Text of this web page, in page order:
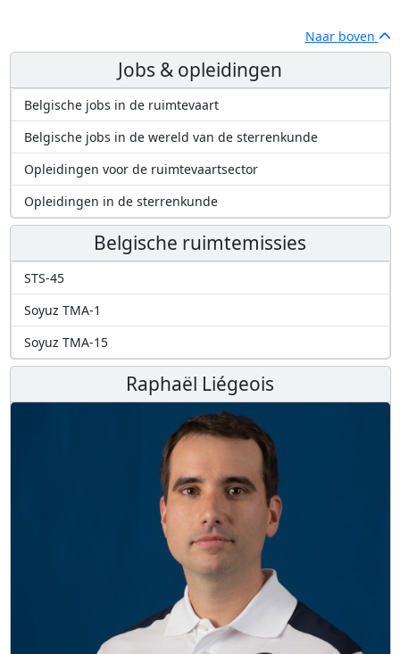
Naar boven
Jobs & opleidingen
Belgische jobs in de ruimtevaart
Belgische jobs in de wereld van de sterrenkunde
Opleidingen voor de ruimtevaartsector
Opleidingen in de sterrenkunde
Belgische ruimtemissies
STS-45
Soyuz TMA-1
Soyuz TMA-15
Raphaël Liégeois